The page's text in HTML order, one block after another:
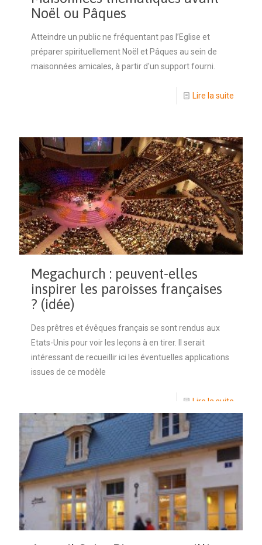
Noël ou Pâques
Atteindre un public ne fréquentant pas l’Eglise et
préparer spirituellement Noël et Pâques au sein de
maisonnées amicales, à partir d'un support fourni.
Lire la suite
Megachurch : peuvent-elles
inspirer les paroisses françaises
? (idée)
Des prêtres et évêques français se sont rendus aux
Etats-Unis pour voir les leçons à en tirer. Il serait
intéressant de recueillir ici les éventuelles applications
issues de ce modèle
Lire la suite